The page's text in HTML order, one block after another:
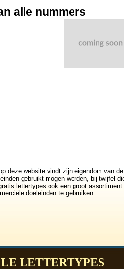
alle nummers
deze website vindt zijn eigendom van
gebruikt mogen worden, bij twijfel
lettertypes ook een groot
doeleinden te gebruiken.
LETTERTYPES